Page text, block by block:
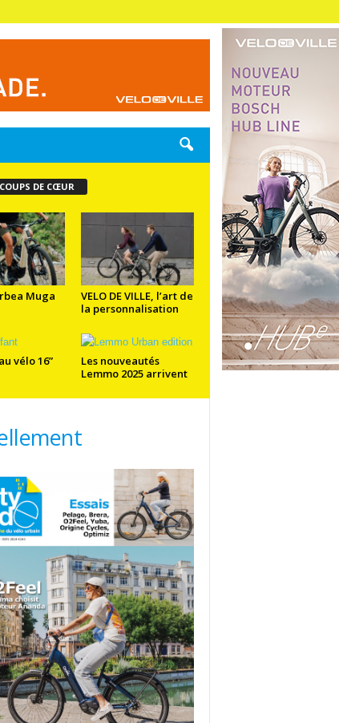
DE CŒUR
Muga
VELO DE VILLE, l’art de
la personnalisation
vélo 16”
Les nouveautés
Lemmo 2025 arrivent